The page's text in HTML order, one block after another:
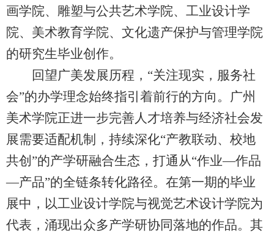
画学院、雕塑与公共艺术学院、工业设计学
院、美术教育学院、文化遗产保护与管理学院
的研究生毕业创作。
回望广美发展历程，“关注现实，服务社
会”的办学理念始终指引着前行的方向。广州
美术学院正进一步完善人才培养与经济社会发
展需要适配机制，持续深化“产教联动、校地
共创”的产学研融合生态，打通从“作业—作品
—产品”的全链条转化路径。在第一期的毕业
展中，以工业设计学院与视觉艺术设计学院为
代表，涌现出众多产学研协同落地的作品。其